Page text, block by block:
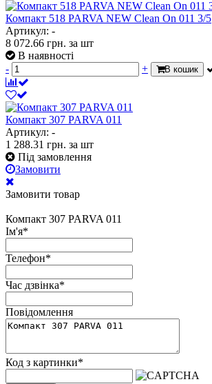
Компакт 518 PARVA NEW Clean On 011 3/5
Артикул: -
8 072.66 грн. за шт
В наявності
-
+ В кошик
Компакт 307 PARVA 011
Артикул: -
1 288.31 грн. за шт
Під замовлення
Замовити
Замовити товар
Компакт 307 PARVA 011
Ім'я*
Телефон*
Час дзвінка*
Повідомлення
Код з картинки*